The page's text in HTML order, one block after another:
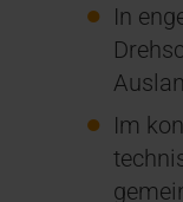
In
Im